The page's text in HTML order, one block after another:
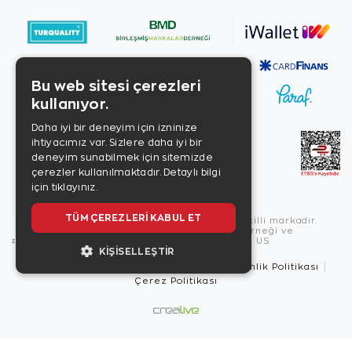
Copyright © 2026, Zen Diamond tescilli markadır.
Zen Diamond Birleşmiş Markalar Derneği ve
Turquality Destek Programı üyesidir. US
Güvenlik Politikası
Çerez Politikası
Bu web sitesi çerezleri
kullanıyor.
Daha iyi bir deneyim için izninize
ihtiyacımız var. Sizlere daha iyi bir
deneyim sunabilmek için sitemizde
çerezler kullanılmaktadır. Detaylı bilgi
için tıklayınız.
TÜM ÇEREZLERI KABUL ET
KIŞISELLEŞTIR